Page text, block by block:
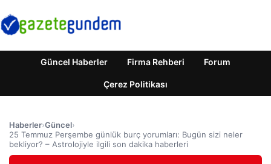
Güncel Haberler Firma Rehberi Forum
Çerez Politikası
Haberler›Güncel›
25 Temmuz Perşembe günlük burç yorumları: Bugün sizi neler
bekliyor? – Astrolojiyle ilgili son dakika haberleri